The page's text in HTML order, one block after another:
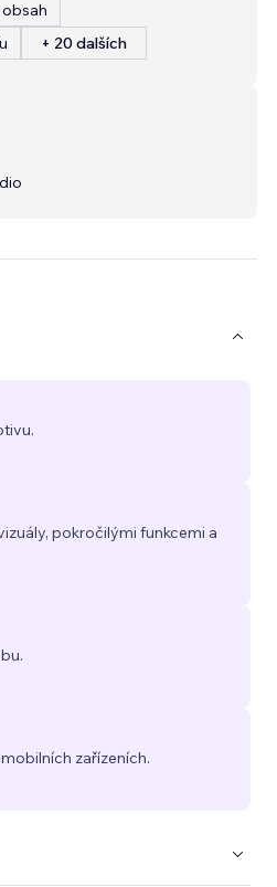
+ 20 dalších
pokročilými funkcemi a
zařízeních.